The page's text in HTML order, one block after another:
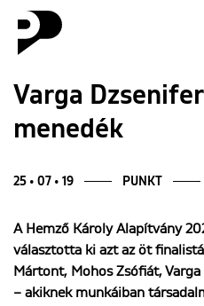
Varga
menedék
25 • 07 • 19 PUNKT
A Hemző Károly Alapítvány
választotta ki azt az öt
Mártont, Mohos Zsófiát,
– akiknek munkáiban